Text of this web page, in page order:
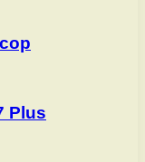
Plus